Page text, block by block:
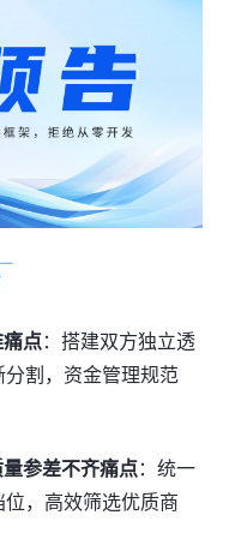
点：搭建双方独立透
割，资金管理规范
参差不齐痛点：统一
，高效筛选优质商